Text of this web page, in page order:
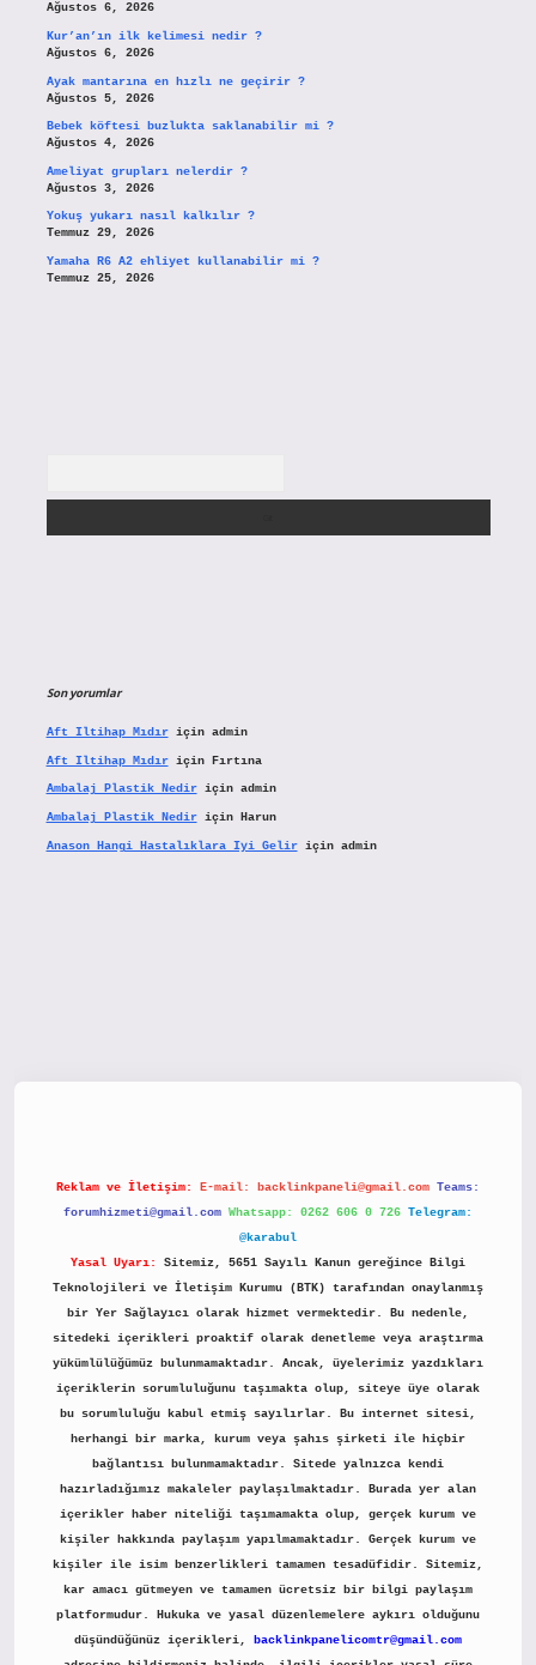
Ağustos 6, 2026
Kur’an’ın ilk kelimesi nedir ?
Ağustos 6, 2026
Ayak mantarına en hızlı ne geçirir ?
Ağustos 5, 2026
Bebek köftesi buzlukta saklanabilir mi ?
Ağustos 4, 2026
Ameliyat grupları nelerdir ?
Ağustos 3, 2026
Yokuş yukarı nasıl kalkılır ?
Temmuz 29, 2026
Yamaha R6 A2 ehliyet kullanabilir mi ?
Temmuz 25, 2026
Son yorumlar
Aft Iltihap Mıdıriçin admin
Aft Iltihap Mıdıriçin Fırtına
Ambalaj Plastik Nediriçin admin
Ambalaj Plastik Nediriçin Harun
Anason Hangi Hastalıklara Iyi Geliriçin admin
Reklam ve İletişim: E-mail: backlinkpaneli@gmail.com Teams:
forumhizmeti@gmail.com Whatsapp: 0262 606 0 726 Telegram:
@karabul
Yasal Uyarı:
Sitemiz, 5651 Sayılı Kanun gereğince Bilgi
Teknolojileri ve İletişim Kurumu (BTK) tarafından onaylanmış
bir Yer Sağlayıcı olarak hizmet vermektedir. Bu nedenle,
sitedeki içerikleri proaktif olarak denetleme veya araştırma
yükümlülüğümüz bulunmamaktadır. Ancak, üyelerimiz yazdıkları
içeriklerin sorumluluğunu taşımakta olup, siteye üye olarak
bu sorumluluğu kabul etmiş sayılırlar. Bu internet sitesi,
herhangi bir marka, kurum veya şahıs şirketi ile hiçbir
bağlantısı bulunmamaktadır. Sitede yalnızca kendi
hazırladığımız makaleler paylaşılmaktadır. Burada yer alan
içerikler haber niteliği taşımamakta olup, gerçek kurum ve
kişiler hakkında paylaşım yapılmamaktadır. Gerçek kurum ve
kişiler ile isim benzerlikleri tamamen tesadüfidir. Sitemiz,
kar amacı gütmeyen ve tamamen ücretsiz bir bilgi paylaşım
platformudur. Hukuka ve yasal düzenlemelere aykırı olduğunu
düşündüğünüz içerikleri,
backlinkpanelicomtr@gmail.com